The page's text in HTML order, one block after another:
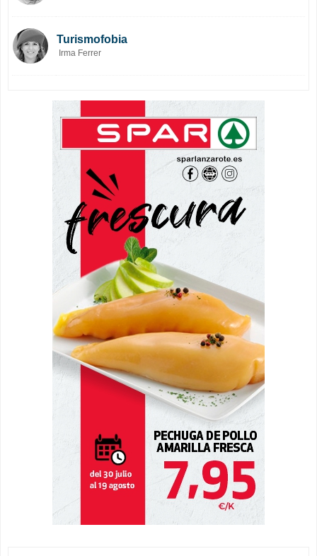
Turismofobia
Irma Ferrer